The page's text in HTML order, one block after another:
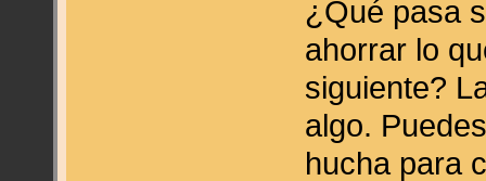
¿Qué pasa
ahorrar lo
siguiente?
algo.
hucha para